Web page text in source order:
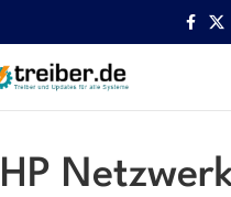
Startseite HP Netzwerk
HP